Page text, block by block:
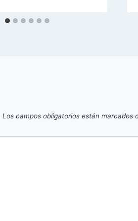
Los campos obligatorios están marcados